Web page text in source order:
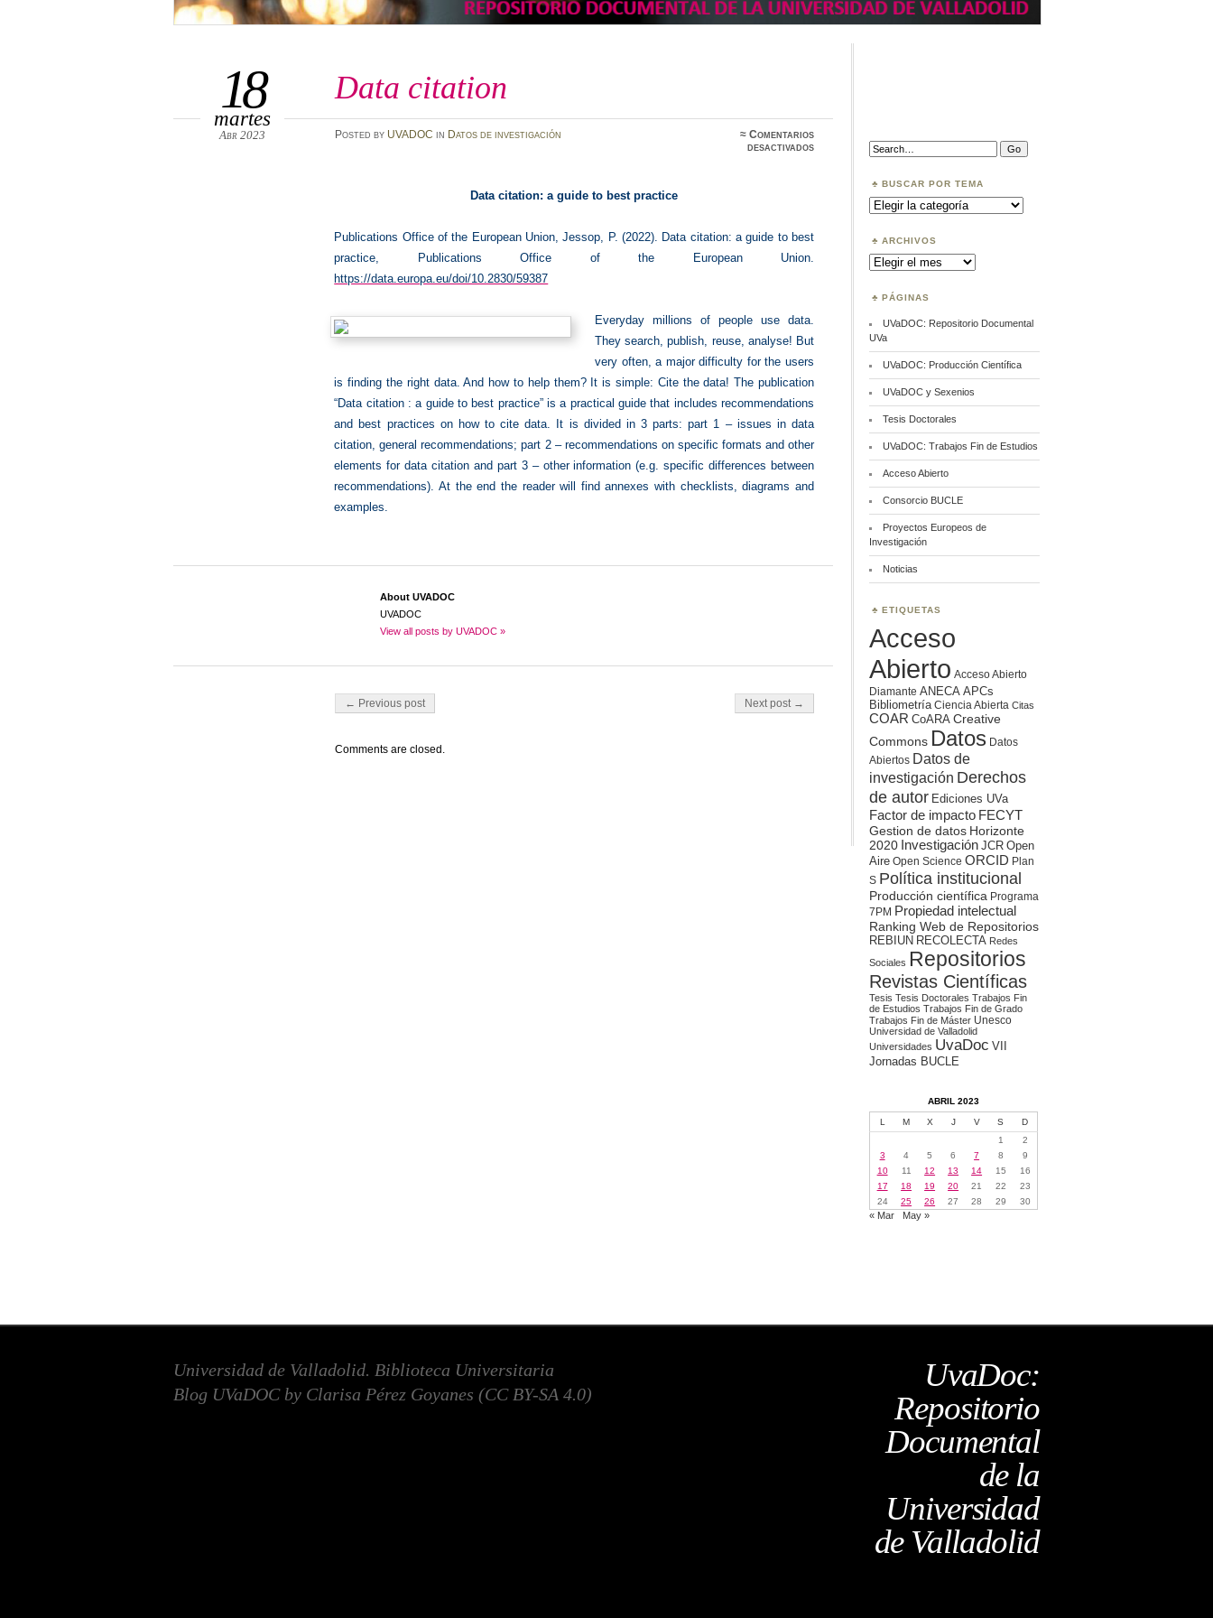
Data citation
18
martes
Abr 2023 Posted by UVADOC in Datos de investigación ≈Comentarios
desactivadosen
Data citation: a guide to best practice
Publications Office of the European Union, Jessop, P. (2022). Data citation: a guide to best
practice, Publications Office of the European Union.
https://data.europa.eu/doi/10.2830/59387
Everyday millions of people use data.
They search, publish, reuse, analyse! But
very often, a major difficulty for the users
is finding the right data. And how to help them? It is simple: Cite the data! The publication
“Data citation : a guide to best practice” is a practical guide that includes recommendations
and best practices on how to cite data. It is divided in 3 parts: part 1 – issues indata
citation, general recommendations; part 2 – recommendations on specific formats and other
elements for data citation and part 3 – other information (e.g. specific differences between
recommendations). At the end the reader will find annexes with checklists, diagrams and
examples.
About UVADOC
UVADOC
View all posts by UVADOC »
Post navigation
← Previous post Next post →
Comments are closed.
Search:
BUSCAR POR TEMA
Buscar
por
ARCHIVOS
Archivos
PÁGINAS
UVaDOC: Repositorio Documental
UVa
UVaDOC: Producción Científica
UVaDOC y Sexenios
Tesis Doctorales
UVaDOC: Trabajos Fin de Estudios
Acceso Abierto
Consorcio BUCLE
Proyectos Europeos de
Investigación
Noticias
ETIQUETAS
Acceso
Abierto Acceso Abierto
Diamante ANECA APCs
Bibliometría Ciencia Abierta Citas
COAR CoARA Creative
Commons Datos Datos
Abiertos Datos de
investigación Derechos
de autor Ediciones UVa
Factor de impacto FECYT
Gestion de datos Horizonte
2020 Investigación JCR Open
Aire Open Science ORCID Plan
S Política institucional
Producción científica Programa
7PM Propiedad intelectual
Ranking Web de Repositorios
REBIUN RECOLECTA Redes
Sociales Repositorios
Revistas Científicas
Tesis Tesis Doctorales Trabajos Fin
de Estudios Trabajos Fin de Grado
Trabajos Fin de Máster Unesco
Universidad de Valladolid
Universidades UvaDoc VII
Jornadas BUCLE
ABRIL 2023
L M X J V S
D
1
2
3
4 5 6 7 8
9
10
11 12 13 14 15
16
17
18 19 20 21 22
23
24
25 26 27 28 29 30
« Mar May »
UvaDoc:
Repositorio
Documental
de la
Universidad
de Valladolid
Universidad de Valladolid. Biblioteca Universitaria
Blog UVaDOC by Clarisa Pérez Goyanes (CC BY-SA 4.0)